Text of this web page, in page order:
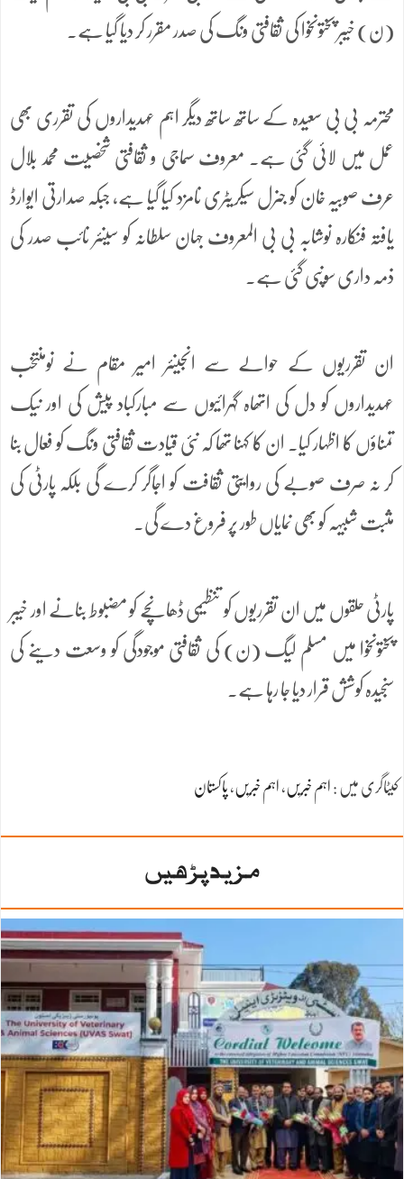
(ن) خیبر پختونخوا کی ثقافتی ونگ کی صدر مقرر کر دیا گیا ہے۔
محترمہ بی بی سعیدہ کے ساتھ ساتھ دیگر اہم عہدیداروں کی تقرری بھی
عمل میں لائی گئی ہے۔ معروف سماجی و ثقافتی شخصیت محمد بلال
عرف صوبیہ خان کو جنرل سیکریٹری نامزد کیا گیا ہے، جبکہ صدارتی ایوارڈ
یافتہ فنکارہ نوشابہ بی بی المعروف جہان سلطانہ کو سینئر نائب صدر کی
ذمہ داری سونپی گئی ہے۔
ان تقرریوں کے حوالے سے انجینئر امیر مقام نے نومنتخب
عہدیداروں کو دل کی اتھاہ گہرائیوں سے مبارکباد پیش کی اور نیک
تمناؤں کا اظہار کیا۔ ان کا کہنا تھا کہ نئی قیادت ثقافتی ونگ کو فعال بنا
کر نہ صرف صوبے کی روایتی ثقافت کو اجاگر کرے گی بلکہ پارٹی کی
مثبت شبیہہ کو بھی نمایاں طور پر فروغ دے گی۔
پارٹی حلقوں میں ان تقرریوں کو تنظیمی ڈھانچے کو مضبوط بنانے اور خیبر
پختونخوا میں مسلم لیگ (ن) کی ثقافتی موجودگی کو وسعت دینے کی
سنجیدہ کوشش قرار دیا جا رہا ہے۔
کیٹاگری میں : اہم خبریں ، اہم خبریں ، پاکستان
مزید پڑھیں